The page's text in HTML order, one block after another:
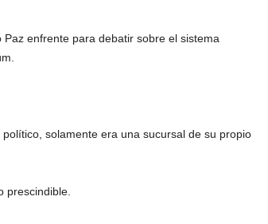
enfrente para debatir sobre el sistema
solamente era una sucursal de su propio
prescindible.